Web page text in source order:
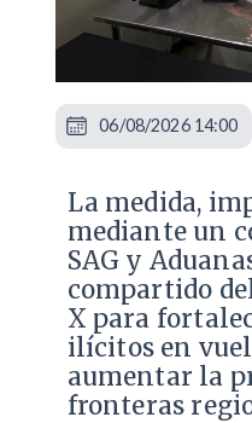
La medida,
mediante un
SAG y
compartido
X para
ilícitos en
aumentar la
fronteras
06/08/2026 14:00